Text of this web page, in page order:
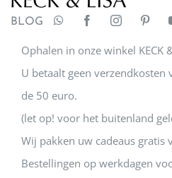
BLOG
Ophalen in onze winkel KECK
U betaalt geen
de 50 euro.
(let op! voor het buitenland
Wij pakken uw cadeaus gratis
Bestellingen op werkdagen